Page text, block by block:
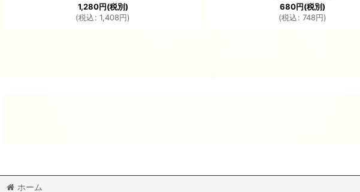
1,280円(税別)
(税込: 1,408円)
680円(税別)
(税込: 748円)
ホーム